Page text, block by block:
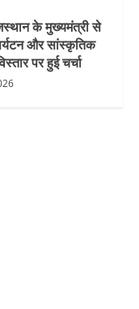
NEWS
निर्वाचन अधिकारी
क्षेत्र के पोलिंग
कर एसआईआर
शिविर की व्यवस्थाओं